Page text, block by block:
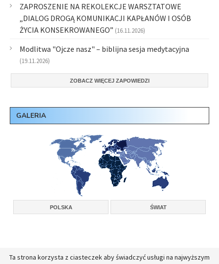
ZAPROSZENIE NA REKOLEKCJE WARSZTATOWE
„DIALOG DROGĄ KOMUNIKACJI KAPŁANÓW I OSÓB
ŻYCIA KONSEKROWANEGO” (16.11.2026)
Modlitwa "Ojcze nasz" – biblijna sesja medytacyjna
(19.11.2026)
ZOBACZ WIĘCEJ ZAPOWIEDZI
GALERIA
POLSKA ŚWIAT
Copyright © 2026, Konferencja Wyższych Przełożonych Zakonów Męskich w
Ta strona korzysta z ciasteczek aby świadczyć usługi na najwyższym